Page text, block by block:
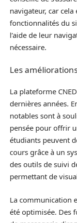
navigateur, car
fonctionnalités du
l’aide de leur
nécessaire.
Les
La plateforme
dernières années.
notables sont à
pensée pour offrir
étudiants peuvent
cours grâce à un
des outils de suivi
permettant de
La communication
été optimisée. Des